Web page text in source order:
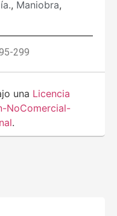
, Maniobra,
299
una Licencia
NoComercial-
.